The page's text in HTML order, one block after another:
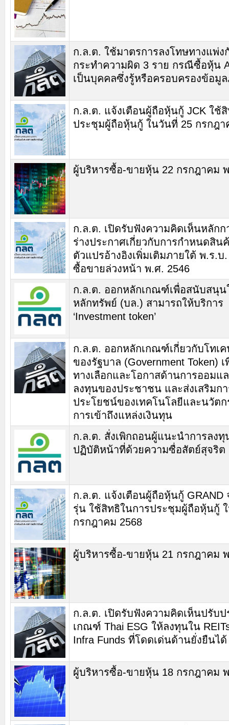
ก.ล.ต. ใช้มาตรการลงโทษทางแพ่ง
กระทำความผิด 3 ราย กรณีซื้อหุ้น
เป็นบุคคลซึ่งรู้หรือครอบครองข้อมู
ก.ล.ต. แจ้งเตือนผู้ถือหุ้นกู้ JCK ใช้
ประชุมผู้ถือหุ้นกู้ ในวันที่ 25 กรกฎา
ผู้บริหารซื้อ-ขายหุ้น 22 กรกฎาคม
ก.ล.ต. เปิดรับฟังความคิดเห็นหลักก
ร่างประกาศเกี่ยวกับการกำหนดสิน
ตัวแปรอ้างอิงเพิ่มเติมภายใต้ พ.ร.
ซื้อขายล่วงหน้า พ.ศ. 2546
ก.ล.ต. ออกหลักเกณฑ์เพื่อสนับสนุน
หลักทรัพย์ (บล.) สามารถให้บริการ
‘Investment token’
ก.ล.ต. ออกหลักเกณฑ์เกี่ยวกับโทเ
ของรัฐบาล (Government Token) เ
ทางเลือกและโอกาสด้านการออมแ
ลงทุนของประชาชน และส่งเสริมก
ประโยชน์ของเทคโนโลยีและนวัต
การเข้าถึงแหล่งเงินทุน
ก.ล.ต. สั่งเพิกถอนผู้แนะนำการลง
ปฏิบัติหน้าที่ด้วยความซื่อสัตย์สุจริต
ก.ล.ต. แจ้งเตือนผู้ถือหุ้นกู้ GRAND
รุ่น ใช้สิทธิในการประชุมผู้ถือหุ้นกู้
กรกฎาคม 2568
ผู้บริหารซื้อ-ขายหุ้น 21 กรกฎาคม
ก.ล.ต. เปิดรับฟังความคิดเห็นปรับป
เกณฑ์ Thai ESG ให้ลงทุนใน
Infra Funds ที่โดดเด่นด้านยั่งยืนได้
ผู้บริหารซื้อ-ขายหุ้น 18 กรกฎาคม